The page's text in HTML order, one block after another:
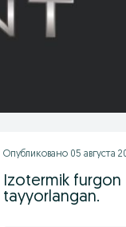
Опубликовано 05 августа
Izotermik furgon
tayyorlangan.